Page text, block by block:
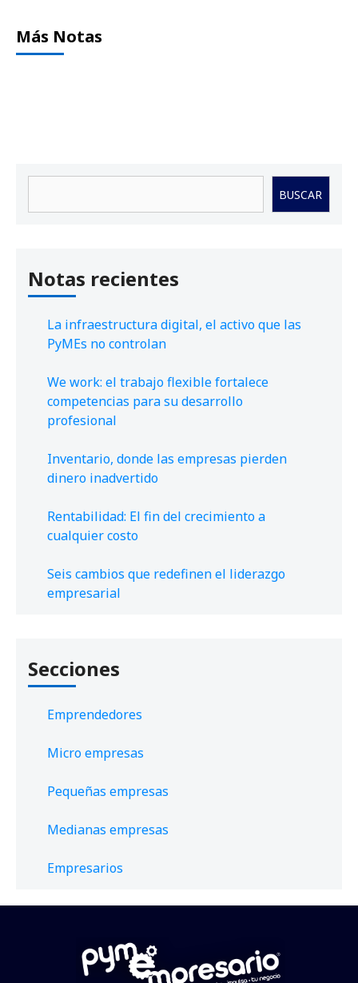
Más Notas
BUSCAR
Notas recientes
La infraestructura digital, el activo que las
PyMEs no controlan
We work: el trabajo flexible fortalece
competencias para su desarrollo
profesional
Inventario, donde las empresas pierden
dinero inadvertido
Rentabilidad: El fin del crecimiento a
cualquier costo
Seis cambios que redefinen el liderazgo
empresarial
Secciones
Emprendedores
Micro empresas
Pequeñas empresas
Medianas empresas
Empresarios